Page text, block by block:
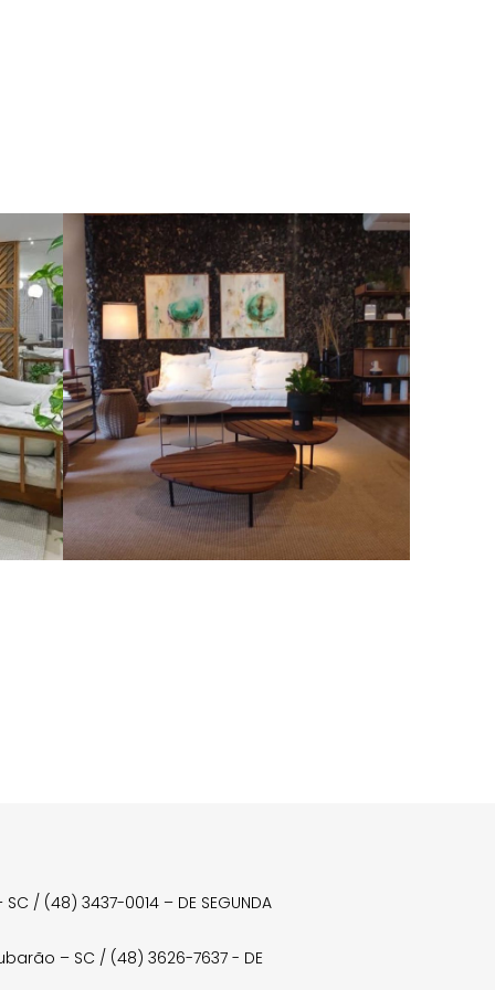
/ (48) 3437-0014 – DE SEGUNDA
– SC / (48) 3626-7637 - DE